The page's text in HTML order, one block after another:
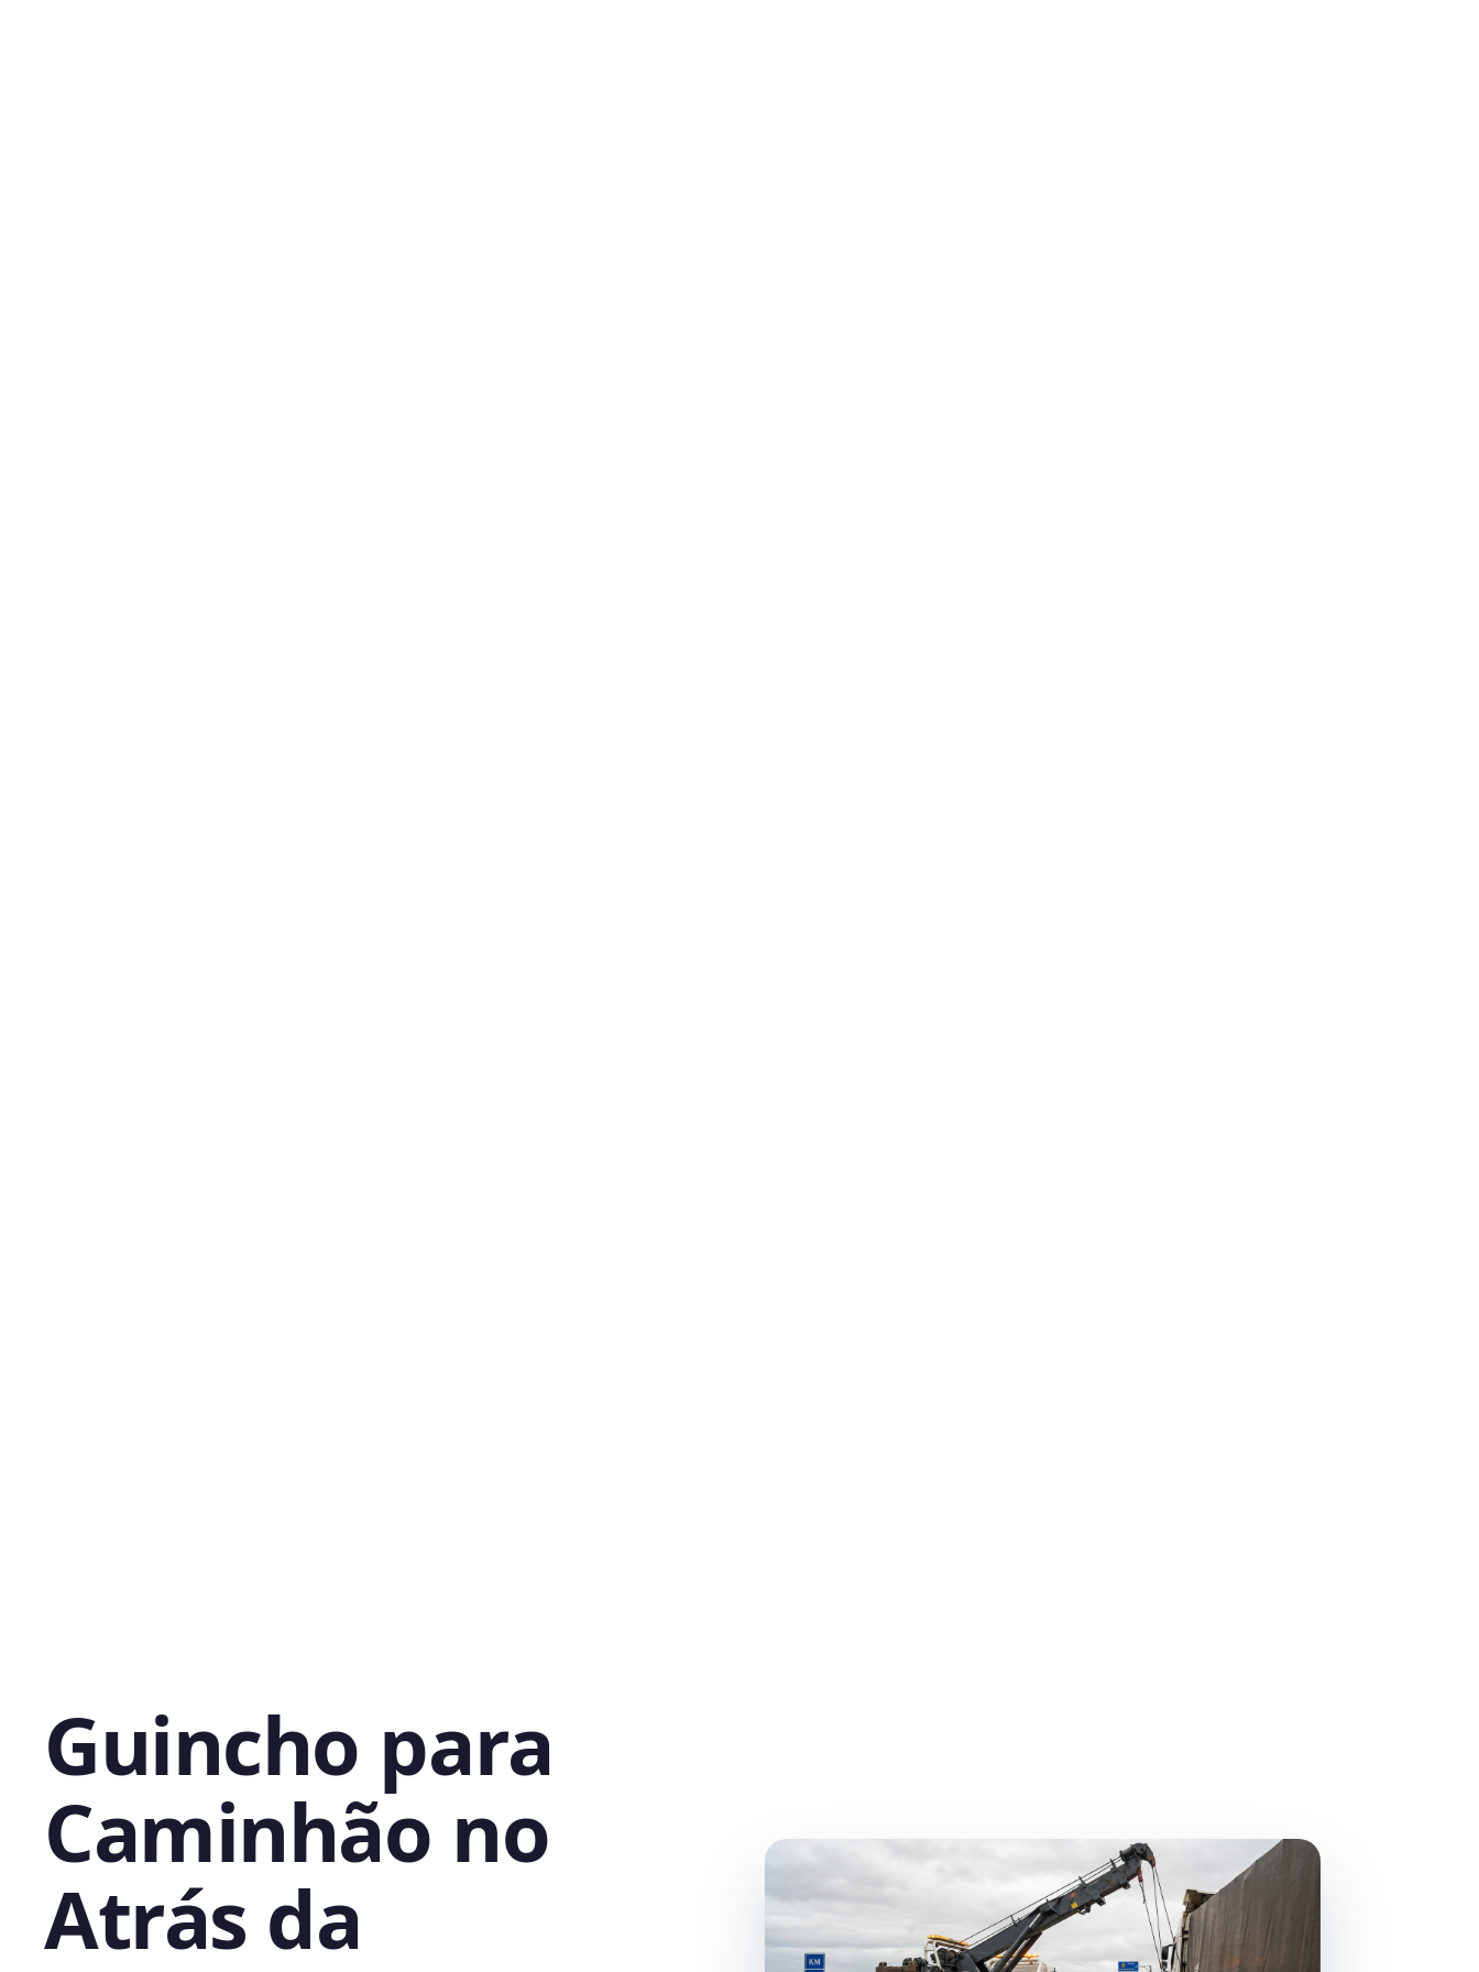
Guincho para
Caminhão no
Atrás da